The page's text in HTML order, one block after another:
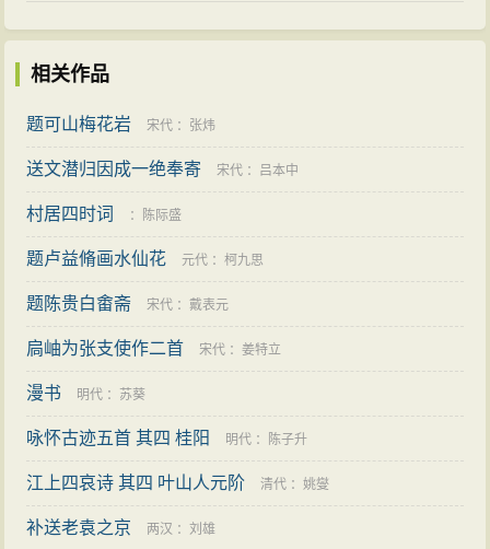
相关作品
题可山梅花岩 宋代 ： 张炜
送文潜归因成一绝奉寄 宋代 ： 吕本中
村居四时词 ： 陈际盛
题卢益脩画水仙花 元代 ：柯九思
题陈贵白畬斋 宋代 ：戴表元
扃岫为张支使作二首 宋代 ：姜特立
漫书 明代 ： 苏葵
咏怀古迹五首 其四 桂阳 明代 ： 陈子升
江上四哀诗 其四 叶山人元阶 清代 ：姚燮
补送老袁之京 两汉 ：刘雄